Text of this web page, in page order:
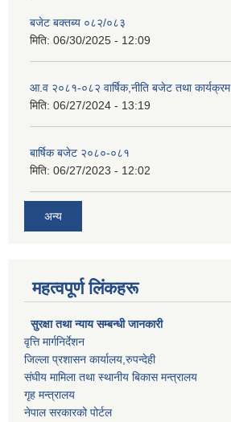
बजेट बक्तब्य ०८२/०८३
मिति: 06/30/2025 - 12:09
आ.व २०८१-०८२ वार्षिक,नीति बजेट तथा कार्यक्रम
मिति: 06/27/2024 - 13:19
बार्षिक बजेट २०८०-०८१
मिति: 06/27/2023 - 12:02
अन्य
महत्वपूर्ण लिंकहरू
सुरक्षा तथा न्याय सम्बन्धी जानकारी
वृत्ति मार्गनिर्देशन
जिल्ला प्रशासन कार्यालय,रुपन्देही
संघीय मामिला तथा स्थानीय बिकास मन्त्रालय
गृह मन्त्रालय
नेपाल सरकारको पोर्टल